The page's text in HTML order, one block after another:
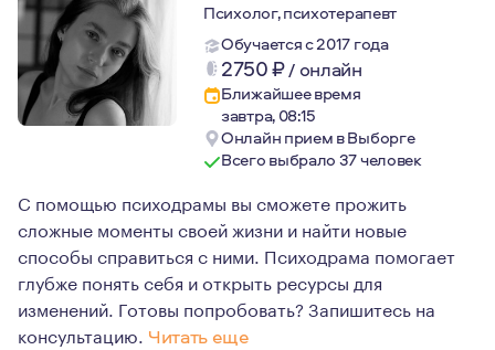
Психолог, психотерапевт
Обучается с 2017 года
2750₽/ онлайн
Ближайшее время
завтра, 08:15
Онлайн прием в Выборге
Всего выбрало 37 человек
С помощью психодрамы вы сможете прожить
сложные моменты своей жизни и найти новые
способы справиться с ними. Психодрама помогает
глубже понять себя и открыть ресурсы для
изменений. Готовы попробовать? Запишитесь на
консультацию. Читать еще